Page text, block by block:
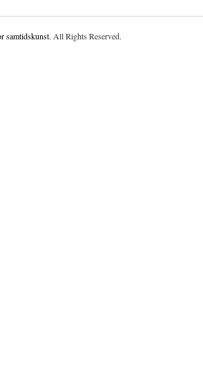
samtidskunst. All Rights Reserved.